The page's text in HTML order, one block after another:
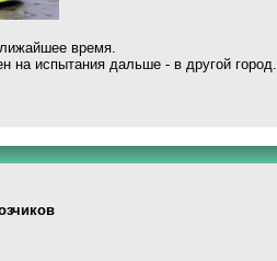
время.
на испытания дальше - в другой город.